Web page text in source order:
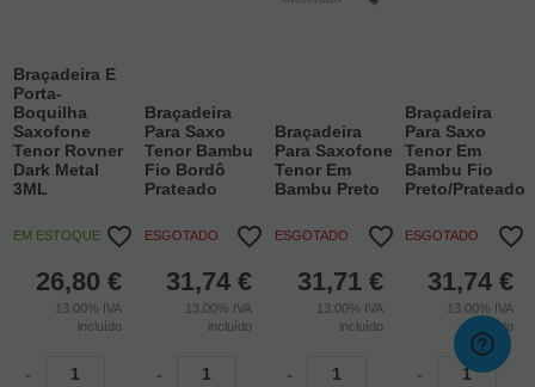
Braçadeira E
Porta-
Boquilha
Saxofone
Tenor Rovner
Dark Metal
3ML
EM ESTOQUE
26,80 €
13.00% IVA
incluído
-
Braçadeira
Para Saxo
Tenor Bambu
Fio Bordô
Prateado
ESGOTADO
31,74 €
13.00% IVA
incluído
-
Braçadeira
Para Saxofone
Tenor Em
Bambu Preto
ESGOTADO
31,71 €
13.00% IVA
incluído
-
Braçadeira
Para Saxo
Tenor Em
Bambu Fio
Preto/Prateado
ESGOTADO
31,74 €
13.00% IVA
incluído
-